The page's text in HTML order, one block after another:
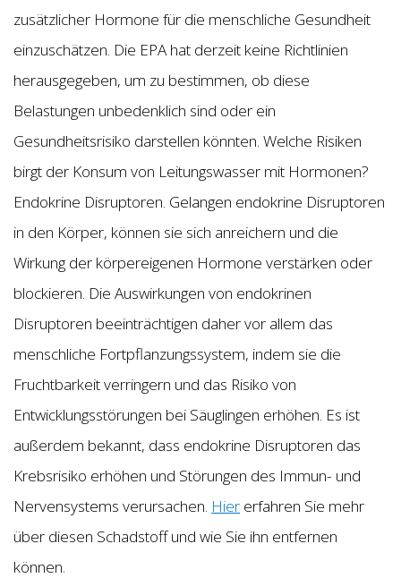
zusätzlicher Hormone für die menschliche Gesundheit
einzuschätzen. Die EPA hat derzeit keine Richtlinien
herausgegeben, um zu bestimmen, ob diese
Belastungen unbedenklich sind oder ein
Gesundheitsrisiko darstellen könnten. Welche Risiken
birgt der Konsum von Leitungswasser mit Hormonen?
Endokrine Disruptoren. Gelangen endokrine Disruptoren
in den Körper, können sie sich anreichern und die
Wirkung der körpereigenen Hormone verstärken oder
blockieren. Die Auswirkungen von endokrinen
Disruptoren beeinträchtigen daher vor allem das
menschliche Fortpflanzungssystem, indem sie die
Fruchtbarkeit verringern und das Risiko von
Entwicklungsstörungen bei Säuglingen erhöhen. Es ist
außerdem bekannt, dass endokrine Disruptoren das
Krebsrisiko erhöhen und Störungen des Immun- und
Nervensystems verursachen. Hier erfahren Sie mehr
über diesen Schadstoff und wie Sie ihn entfernen
können.